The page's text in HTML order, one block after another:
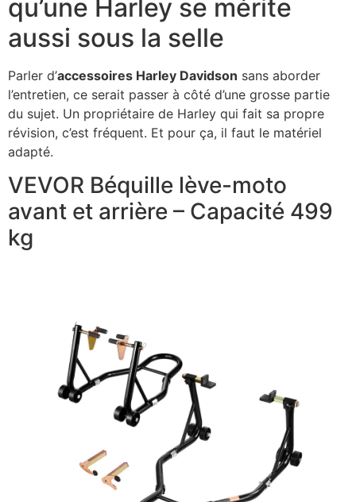
qu’une Harley se mérite
aussi sous la selle
Parler d’accessoires Harley Davidson sans aborder
l’entretien, ce serait passer à côté d’une grosse partie
du sujet. Un propriétaire de Harley qui fait sa propre
révision, c’est fréquent. Et pour ça, il faut le matériel
adapté.
VEVOR Béquille lève-moto
avant et arrière – Capacité 499
kg